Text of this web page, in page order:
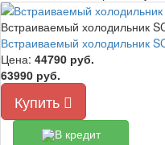
Встраиваемый холодильник
Встраиваемый холодильник
Цена: 44790 руб.
63990 руб.
Купить
В кредит